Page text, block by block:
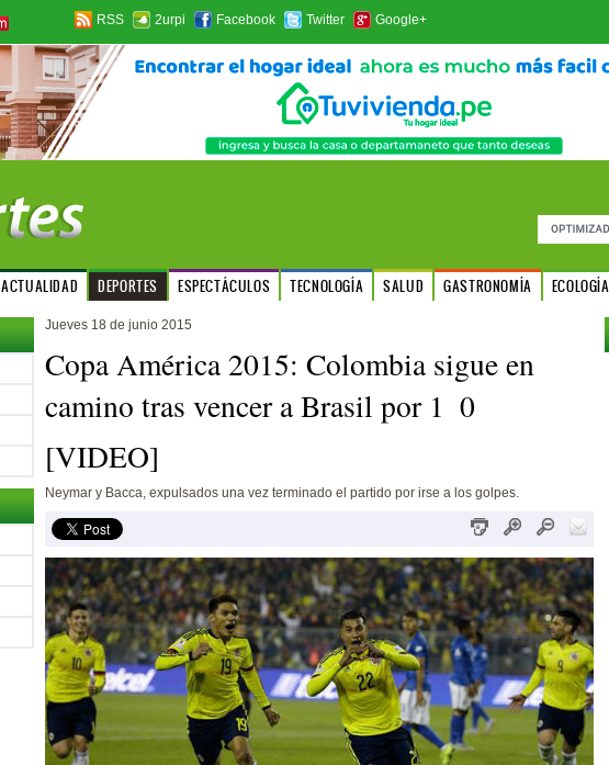
RSS 2urpi Facebook Twitter Google+
ACTUALIDAD DEPORTES ESPECTÁCULOS TECNOLOGÍA SALUD GASTRONOMÍA ECOLOGÍA
Jueves 18 de junio 2015
Copa América 2015: Colombia sigue en
camino tras vencer a Brasil por 1  0
[VIDEO]
Neymar y Bacca, expulsados una vez terminado el partido por irse a los golpes.